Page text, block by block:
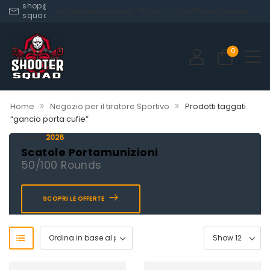
shop@shooter-
squad.com
0
Home » Negozio per il tiratore Sportivo » Prodotti taggati
“gancio porta cufie”
2026
Scatole Portamunizioni
50/100 Rounds
SCOPRI LE OFFERTE